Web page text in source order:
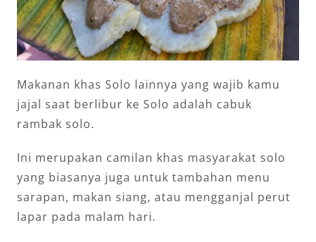
Makanan khas Solo lainnya yang wajib kamu
jajal saat berlibur ke Solo adalah cabuk
rambak solo.
Ini merupakan camilan khas masyarakat solo
yang biasanya juga untuk tambahan menu
sarapan, makan siang, atau mengganjal perut
lapar pada malam hari.